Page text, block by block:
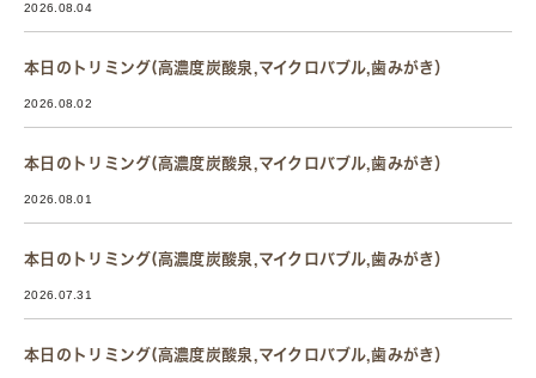
2026.08.04
本日のトリミング(高濃度炭酸泉,マイクロバブル,歯みがき）
2026.08.02
本日のトリミング(高濃度炭酸泉,マイクロバブル,歯みがき）
2026.08.01
本日のトリミング(高濃度炭酸泉,マイクロバブル,歯みがき）
2026.07.31
本日のトリミング(高濃度炭酸泉,マイクロバブル,歯みがき）